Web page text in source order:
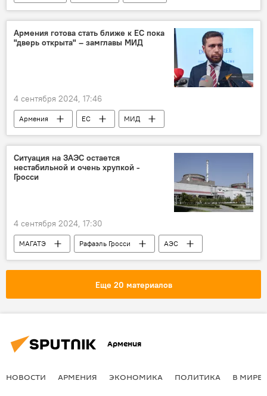
Запорожье
Армения готова стать ближе к ЕС пока
"дверь открыта" – замглавы МИД
4 сентября 2024, 17:46
Армения ЕС
МИД
Политика
Новости Армения
Ситуация на ЗАЭС остается
нестабильной и очень хрупкой -
Гросси
4 сентября 2024, 17:30
МАГАТЭ Рафаэль Гросси
АЭС
Запорожье
Еще 20 материалов
Армения
НОВОСТИ АРМЕНИЯ ЭКОНОМИКА ПОЛИТИКА В МИРЕ